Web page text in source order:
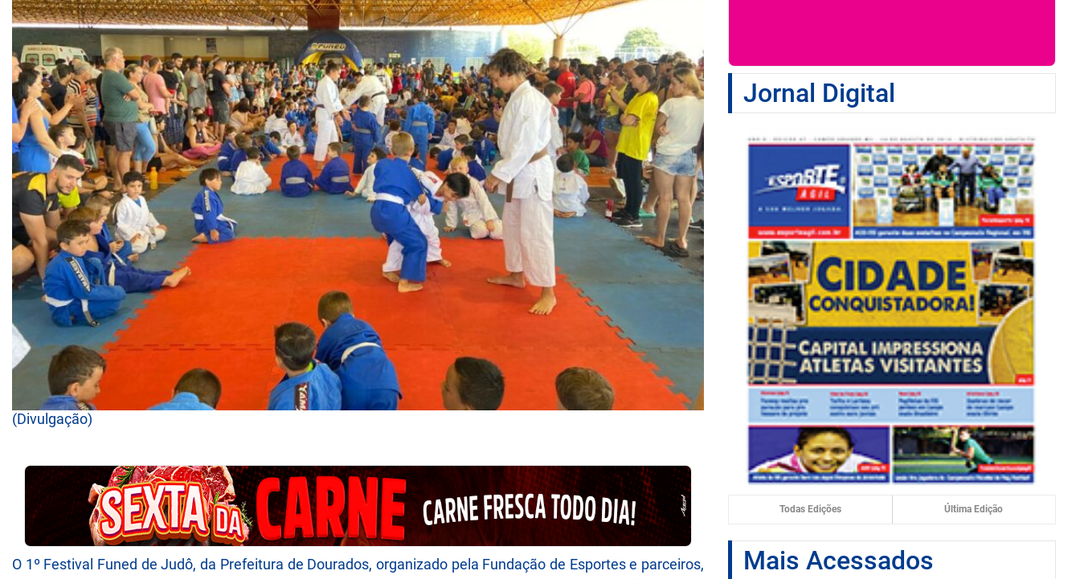
(Divulgação)
O 1º Festival Funed de Judô, da Prefeitura de Dourados, organizado pela Fundação de Esportes e parceiros,
Jornal Digital
Todas Edições Última Edição
Mais Acessados